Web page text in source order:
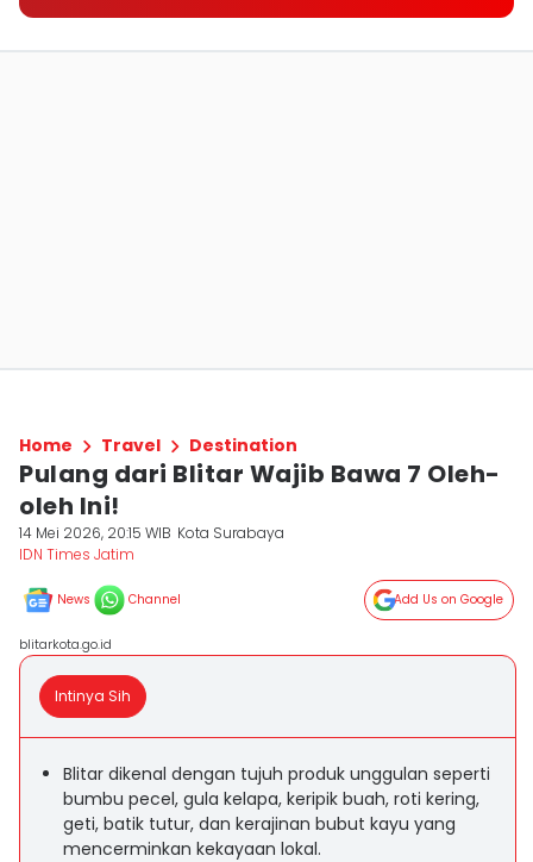
Home Travel Destination
Pulang dari Blitar Wajib Bawa 7 Oleh-
oleh Ini!
14 Mei 2026, 20:15 WIB Kota Surabaya
IDN Times Jatim
News Channel Add Us on Google
blitarkota.go.id
Intinya Sih
Blitar dikenal dengan tujuh produk unggulan seperti
bumbu pecel, gula kelapa, keripik buah, roti kering,
geti, batik tutur, dan kerajinan bubut kayu yang
mencerminkan kekayaan lokal.